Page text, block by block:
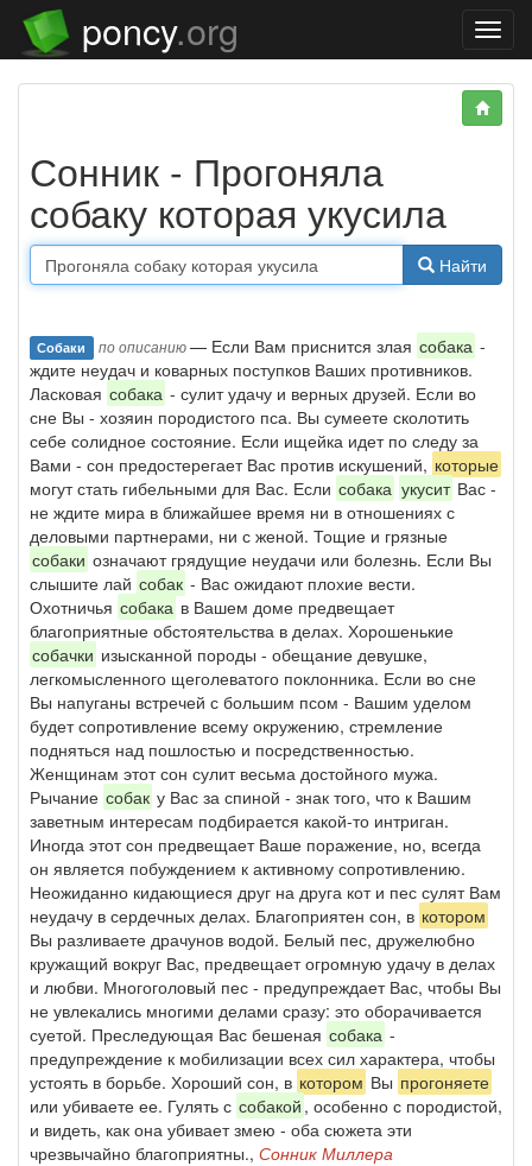
poncy.org
Сонник - Прогоняла
собаку которая укусила
Найти
Собаки по описанию— Если Вам приснится злая собака -
ждите неудач и коварных поступков Ваших противников.
Ласковая собака - сулит удачу и верных друзей. Если во
сне Вы - хозяин породистого пса. Вы сумеете сколотить
себе солидное состояние. Если ищейка идет по следу за
Вами - сон предостерегает Вас против искушений, которые
могут стать гибельными для Вас. Если собака укусит Вас -
не ждите мира в ближайшее время ни в отношениях с
деловыми партнерами, ни с женой. Тощие и грязные
собаки означают грядущие неудачи или болезнь. Если Вы
слышите лай собак - Вас ожидают плохие вести.
Охотничья собака в Вашем доме предвещает
благоприятные обстоятельства в делах. Хорошенькие
собачки изысканной породы - обещание девушке,
легкомысленного щеголеватого поклонника. Если во сне
Вы напуганы встречей с большим псом - Вашим уделом
будет сопротивление всему окружению, стремление
подняться над пошлостью и посредственностью.
Женщинам этот сон сулит весьма достойного мужа.
Рычание собак у Вас за спиной - знак того, что к Вашим
заветным интересам подбирается какой-то интриган.
Иногда этот сон предвещает Ваше поражение, но, всегда
он является побуждением к активному сопротивлению.
Неожиданно кидающиеся друг на друга кот и пес сулят Вам
неудачу в сердечных делах. Благоприятен сон, в котором
Вы разливаете драчунов водой. Белый пес, дружелюбно
кружащий вокруг Вас, предвещает огромную удачу в делах
и любви. Многоголовый пес - предупреждает Вас, чтобы Вы
не увлекались многими делами сразу: это оборачивается
суетой. Преследующая Вас бешеная собака -
предупреждение к мобилизации всех сил характера, чтобы
устоять в борьбе. Хороший сон, в котором Вы прогоняете
или убиваете ее. Гулять с собакой , особенно с породистой,
и видеть, как она убивает змею - оба сюжета эти
чрезвычайно благоприятны., Сонник Миллера